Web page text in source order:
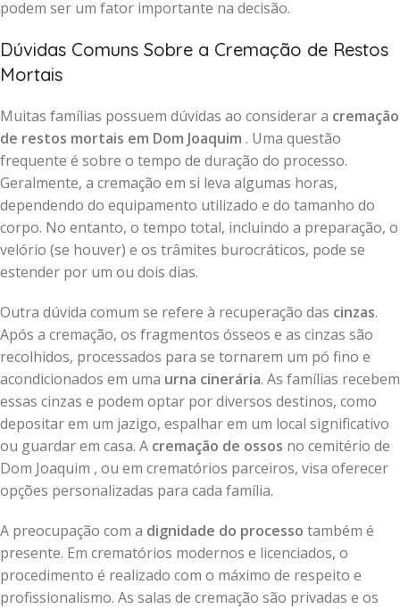
podem ser um fator importante na decisão.
Dúvidas Comuns Sobre a Cremação de Restos
Mortais
Muitas famílias possuem dúvidas ao considerar a cremação
de restos mortais em Dom Joaquim . Uma questão
frequente é sobre o tempo de duração do processo.
Geralmente, a cremação em si leva algumas horas,
dependendo do equipamento utilizado e do tamanho do
corpo. No entanto, o tempo total, incluindo a preparação, o
velório (se houver) e os trâmites burocráticos, pode se
estender por um ou dois dias.
Outra dúvida comum se refere à recuperação das cinzas.
Após a cremação, os fragmentos ósseos e as cinzas são
recolhidos, processados para se tornarem um pó fino e
acondicionados em uma urna cinerária. As famílias recebem
essas cinzas e podem optar por diversos destinos, como
depositar em um jazigo, espalhar em um local significativo
ou guardar em casa. A cremação de ossos no cemitério de
Dom Joaquim , ou em crematórios parceiros, visa oferecer
opções personalizadas para cada família.
A preocupação com a dignidade do processo também é
presente. Em crematórios modernos e licenciados, o
procedimento é realizado com o máximo de respeito e
profissionalismo. As salas de cremação são privadas e os